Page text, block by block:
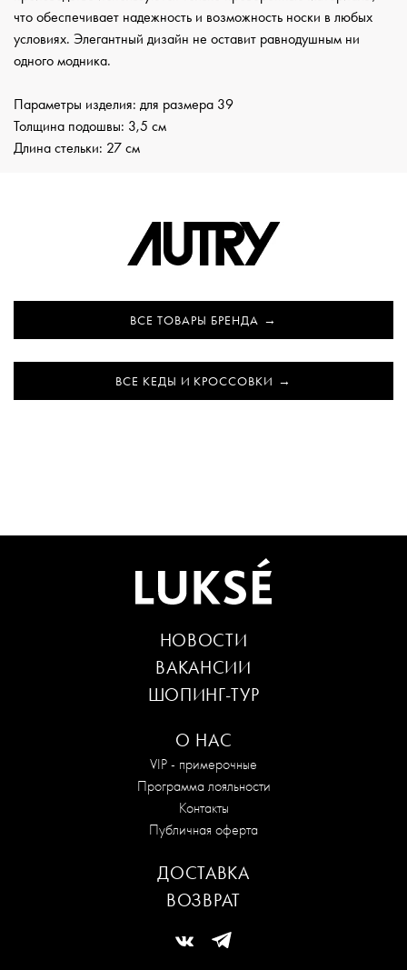
что обеспечивает надежность и возможность носки в любых
условиях. Элегантный дизайн не оставит равнодушным ни
одного модника.
Параметры изделия: для размера 39
Толщина подошвы: 3,5 см
Длина стельки: 27 см
ВСЕ ТОВАРЫ БРЕНДА
ВСЕ КЕДЫ И КРОССОВКИ
О НАС
VIP - примерочные
Программа лояльности
Контакты
Публичная оферта
НОВОСТИ
ВАКАНСИИ
ШОПИНГ-ТУР
ДОСТАВКА
ВОЗВРАТ